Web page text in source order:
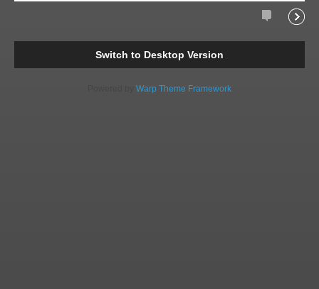
Comments
Switch to Desktop Version
Warp Theme Framework